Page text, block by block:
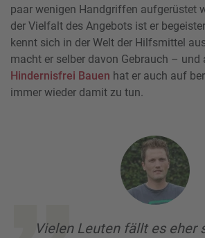
paar wenigen Handgriffen aufgerüstet
der Vielfalt des Angebots ist er
kennt sich in der Welt der Hilfsmittel
macht er selber davon Gebrauch – und
Hindernisfrei Bauen hat er auch auf
immer wieder damit zu tun.
Vielen Leuten fällt es eher